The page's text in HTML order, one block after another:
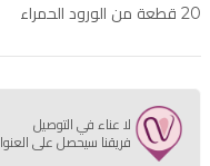
20 قطعة من الورود الحمراء
لا عناء في التوصيل
فريقنا سيحصل على